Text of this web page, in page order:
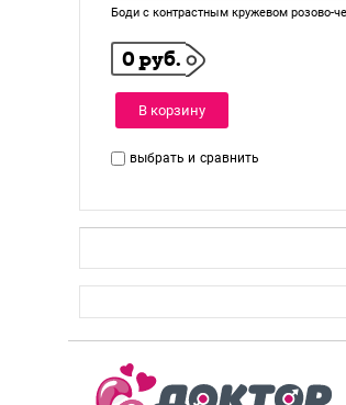
Боди с контрастным кружевом розово-
0 руб.
В корзину
выбрать и сравнить